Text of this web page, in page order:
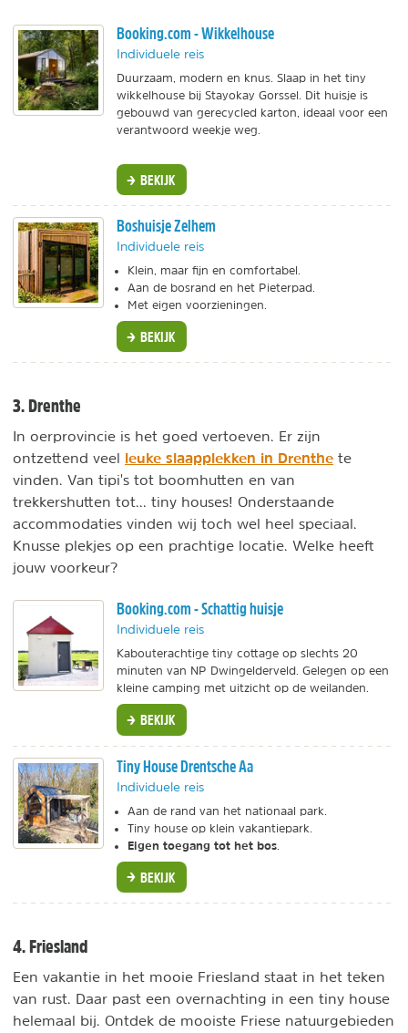
Booking.com - Wikkelhouse
Individuele reis
Duurzaam, modern en knus. Slaap in het tiny
wikkelhouse bij Stayokay Gorssel. Dit huisje is
gebouwd van gerecycled karton, ideaal voor een
verantwoord weekje weg.
BEKIJK
Boshuisje Zelhem
Individuele reis
Klein, maar fijn en comfortabel.
Aan de bosrand en het Pieterpad.
Met eigen voorzieningen.
BEKIJK
3. Drenthe
In oerprovincie is het goed vertoeven. Er zijn
ontzettend veel leuke slaapplekken in Drenthe te
vinden. Van tipi's tot boomhutten en van
trekkershutten tot... tiny houses! Onderstaande
accommodaties vinden wij toch wel heel speciaal.
Knusse plekjes op een prachtige locatie. Welke heeft
jouw voorkeur?
Booking.com - Schattig huisje
Individuele reis
Kabouterachtige tiny cottage op slechts 20
minuten van NP Dwingelderveld. Gelegen op een
kleine camping met uitzicht op de weilanden.
BEKIJK
Tiny House Drentsche Aa
Individuele reis
Aan de rand van het nationaal park.
Tiny house op klein vakantiepark.
Eigen toegang tot het bos
BEKIJK
4. Friesland
Een vakantie in het mooie Friesland staat in het teken
van rust. Daar past een overnachting in een tiny house
helemaal bij. Ontdek de mooiste Friese natuurgebieden